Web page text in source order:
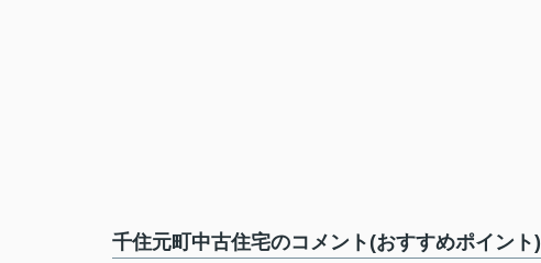
千住元町中古住宅のコメント(おすすめポイント)